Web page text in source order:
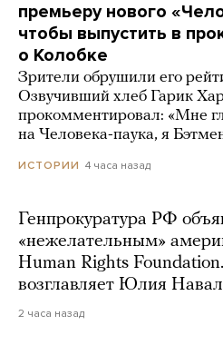
премьеру нового
чтобы выпустить в
о Колобке
Зрители обрушили его
Озвучивший хлеб Гарик
прокомментировал: «Мне
на Человека-паука, я
ИСТОРИИ 4 часа назад
Генпрокуратура РФ
«нежелательным»
Human Rights
возглавляет Юлия
2 часа назад